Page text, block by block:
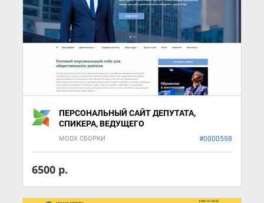
ПЕРСОНАЛЬНЫЙ САЙТ ДЕПУТАТА,
СПИКЕРА, ВЕДУЩЕГО
MODX СБОРКИ #0000598
6500 р.